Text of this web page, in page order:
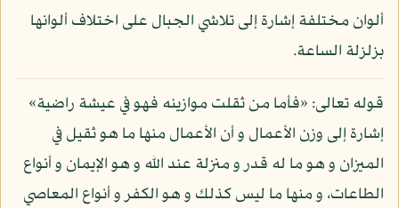
ألوان مختلفة إشارة إلى تلاشي الجبال على اختلاف ألوانها
بزلزلة الساعة.
قوله تعالى: «فأما من ثقلت موازينه فهو في عيشة راضية»
إشارة إلى وزن الأعمال و أن الأعمال منها ما هو ثقيل في
الميزان و هو ما له قدر و منزلة عند الله و هو الإيمان و أنواع
الطاعات، و منها ما ليس كذلك و هو الكفر و أنواع المعاصي